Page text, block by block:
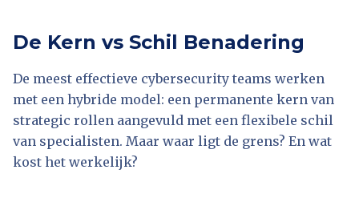
De Kern vs Schil Benadering
De meest effectieve cybersecurity teams werken
met een hybride model: een permanente kern van
strategic rollen aangevuld met een flexibele schil
van specialisten. Maar waar ligt de grens? En wat
kost het werkelijk?